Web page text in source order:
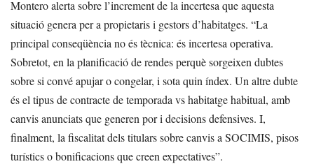
Montero alerta sobre l’increment de la incertesa que aquesta
situació genera per a propietaris i gestors d’habitatges. “La
principal conseqüència no és tècnica: és incertesa operativa.
Sobretot, en la planificació de rendes perquè sorgeixen dubtes
sobre si convé apujar o congelar, i sota quin índex. Un altre dubte
és el tipus de contracte de temporada vs habitatge habitual, amb
canvis anunciats que generen por i decisions defensives. I,
finalment, la fiscalitat dels titulars sobre canvis a SOCIMIS, pisos
turístics o bonificacions que creen expectatives”.